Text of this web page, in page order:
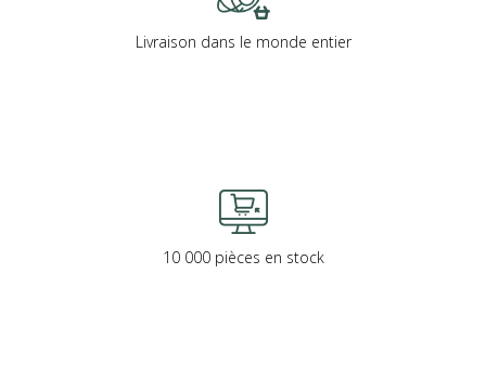
Livraison dans le monde entier
10 000 pièces en stock